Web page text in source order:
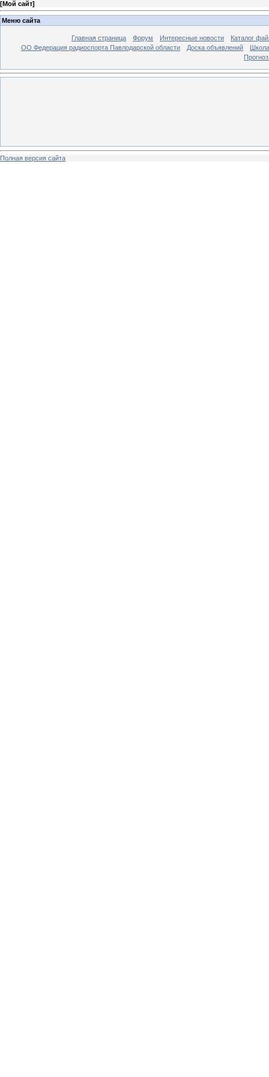
[Мой сайт]
Меню сайта
Главная страница Форум Интересные новости
Каталог
ОО Федерация радиоспорта Павлодарской области
Доска объявлений
Полная версия сайта